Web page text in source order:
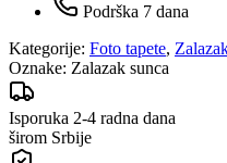
Podrška 7 dana
Kategorije: Foto tapete,
Oznake: Zalazak sunca
Isporuka 2-4 radna dana
širom Srbije